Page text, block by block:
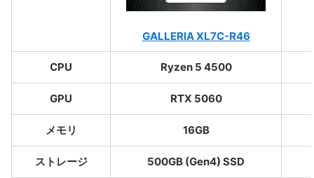
GALLERIA XL7C-R46
CPU Ryzen 5 4500
GPU RTX 5060
メモリ 16GB
ストレージ 500GB (Gen4) SSD